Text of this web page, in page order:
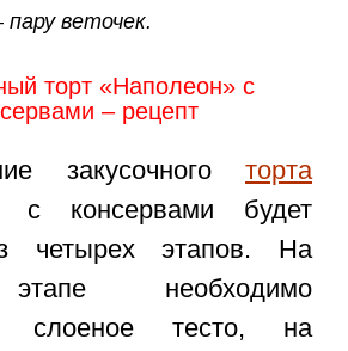
веточек.
торт «Наполеон» с
– рецепт
закусочного торта
с консервами будет
четырех этапов. На
необходимо
слоеное тесто, на